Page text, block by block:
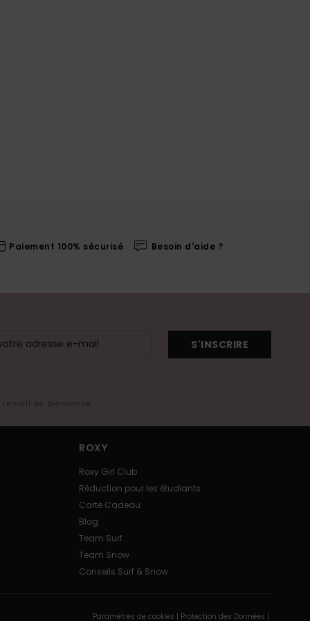
Paiement 100% sécurisé Besoin d'aide ?
S'INSCRIRE
de bienvenue
ROXY
Roxy Girl Club
Réduction pour les étudiants
Carte Cadeau
Blog
Team Surf
Team Snow
Conseils Surf & Snow
Paramètres de cookies | Protection des Données |